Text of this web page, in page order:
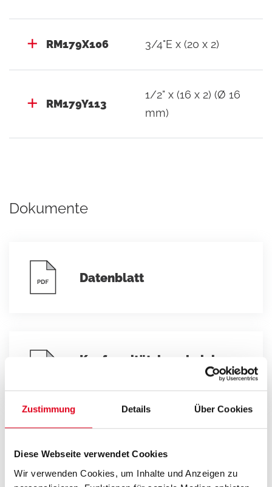
Zustimmung Details Über Cookies
Diese Webseite verwendet Cookies
Wir verwenden Cookies, um Inhalte und Anzeigen zu
RM179X106 3/4"E x (20 x 2)
RM179Y113
1/2" x (16 x 2) (Ø 16
mm)
Dokumente
Datenblatt
Konformitätsbescheinigun